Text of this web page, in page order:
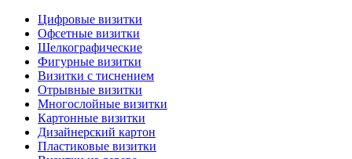
Цифровые визитки
Офсетные визитки
Шелкографические
Фигурные визитки
Визитки с тиснением
Отрывные визитки
Многослойные визитки
Картонные визитки
Дизайнерский картон
Пластиковые визитки